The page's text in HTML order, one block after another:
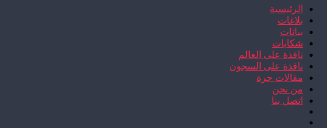
الرئيسية
بلاغات
بيانات
شكايات
نافذة على العالم
نافذة على السجون
مقالات حرة
من نحن
اتصل بنا